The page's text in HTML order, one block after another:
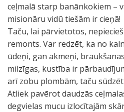
ceļmalā starp banānkokiem –
misionāru vidū tiešām ir cieņā!
Taču, lai pārvietotos,
remonts. Var redzēt, ka no
ūdeņi, gan akmeņi,
milzīgas, kustība ir
arī zobu plombām, taču
Atliek pavērot daudzās
degvielas mucu izlocītajām